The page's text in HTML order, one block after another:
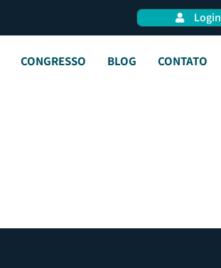
Login
CONGRESSO BLOG CONTATO